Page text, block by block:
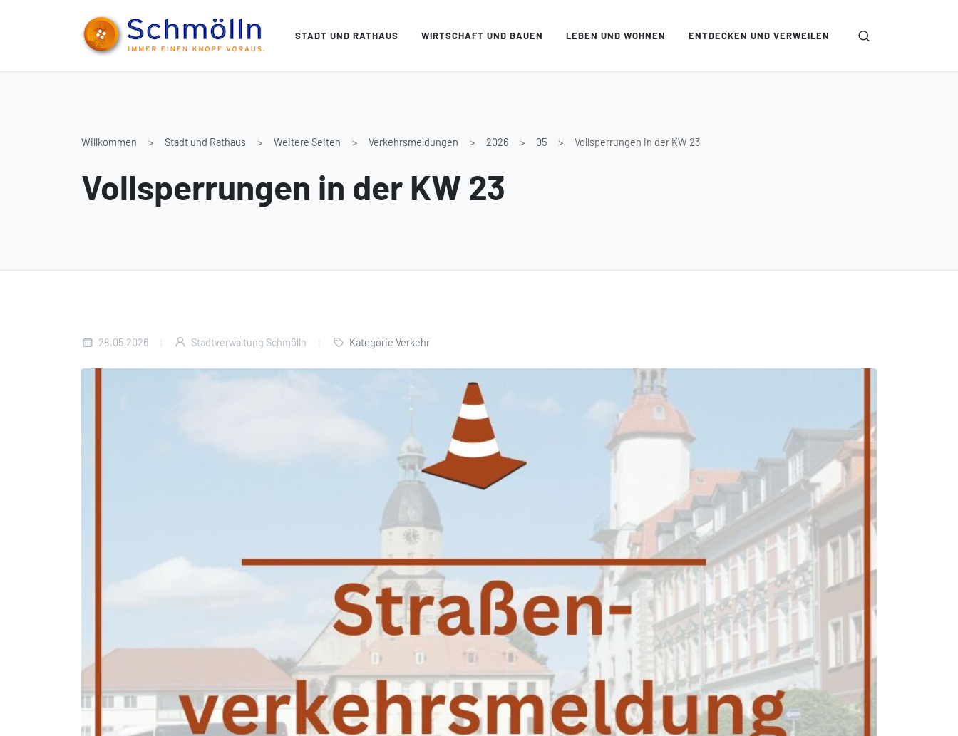
STADT UND RATHAUS WIRTSCHAFT UND BAUEN LEBEN UND WOHNEN ENTDECKEN UND VERWEILEN
Willkommen Stadt und Rathaus Weitere Seiten Verkehrsmeldungen 2026 05 Vollsperrungen in der KW 23
Vollsperrungen in der KW 23
28.05.2026 Stadtverwaltung Schmölln Kategorie Verkehr